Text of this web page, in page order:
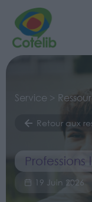
Service >
Retour aux
19 Juin 2026